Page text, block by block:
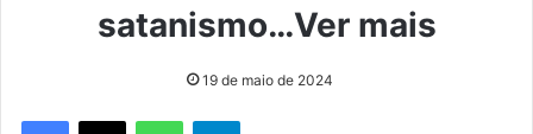
satanismo…Ver mais
19 de maio de 2024
WhatsAppTelegram